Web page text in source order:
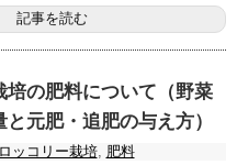
記事を読む
培の肥料について（野菜
元肥・追肥の与え方）
ッコリー栽培, 肥料